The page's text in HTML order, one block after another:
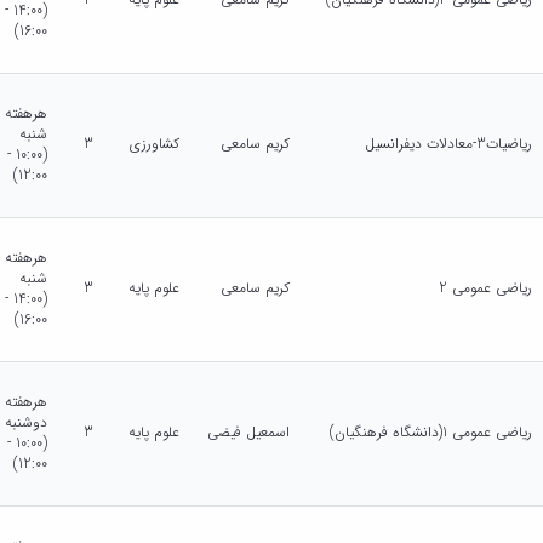
(14:00 -
16:00)
ریاضیات3-معادلات دیفرانسیل کریم سامعی کشاورزی 3
هرهفته
شنبه
(10:00 -
12:00)
ریاضی عمومی 2 کریم سامعی علوم پایه 3
هرهفته
شنبه
(14:00 -
16:00)
ریاضی عمومی 1(دانشگاه فرهنگیان) اسمعیل فیضی علوم پایه 3
هرهفته
دوشنبه
(10:00 -
12:00)